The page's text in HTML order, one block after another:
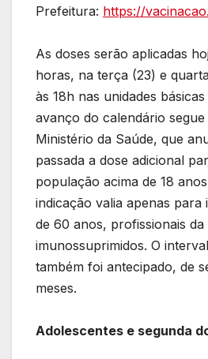
Prefeitura: https://
As doses serão aplicadas
horas, na terça (23) e
às 18h nas unidades básicas
avanço do calendário
Ministério da Saúde, que
passada a dose adicional
população acima de 18
indicação valia apenas para
de 60 anos, profissionais da
imunossuprimidos. O
também foi antecipado, de
meses.
Adolescentes e segunda